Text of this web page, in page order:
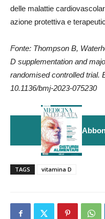
delle malattie
azione protettiva e
Fonte: Thompson B,
D supplementation and
randomised controlled trial.
10.1136/bmj-2023-075230
TAGS vitamina D